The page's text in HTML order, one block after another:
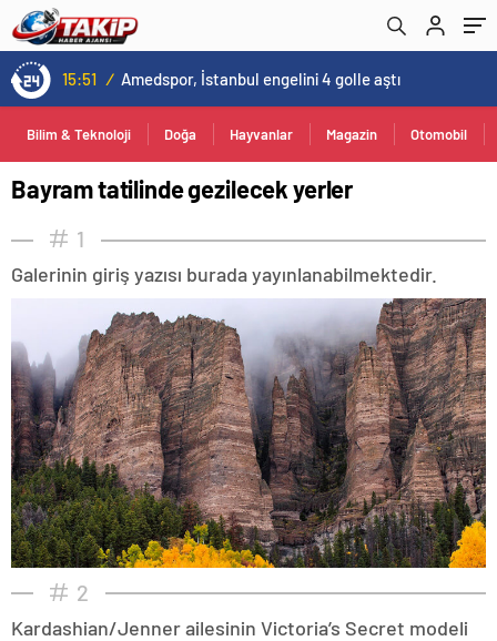
13:00 / Kovid-19 aramızda geziyor: Test yapılmadığı için kimse farkında değil
Bilim & Teknoloji Doğa Hayvanlar Magazin Otomobil
Bayram tatilinde gezilecek yerler
1
Galerinin giriş yazısı burada yayınlanabilmektedir.
2
Kardashian/Jenner ailesinin Victoria’s Secret modeli